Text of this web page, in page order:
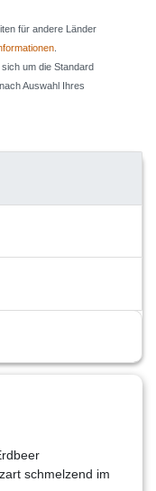
für andere Länder
um die Standard
Auswahl Ihres
schmelzend im